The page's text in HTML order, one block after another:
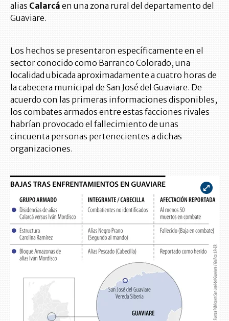
alias Calarcá en una zona rural del departamento del
Guaviare.
Los hechos se presentaron específicamente en el
sector conocido como Barranco Colorado, una
localidad ubicada aproximadamente a cuatro horas de
la cabecera municipal de San José del Guaviare. De
acuerdo con las primeras informaciones disponibles,
los combates armados entre estas facciones rivales
habrían provocado el fallecimiento de unas
cincuenta personas pertenecientes a dichas
organizaciones.